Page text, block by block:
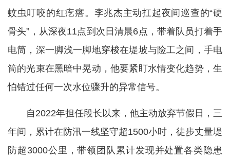
蚊虫叮咬的红疙瘩。李兆杰主动扛起夜间巡查的“硬
骨头”，从深夜11点到次日清晨6点，带着队员打着手
电筒，深一脚浅一脚地穿梭在堤坡与险工之间，手电
筒的光束在黑暗中晃动，他要紧盯水情变化趋势，生
怕错过任何一次水位骤升的异常信号。
自2022年担任段长以来，他主动放弃节假日，三
年间，累计在防汛一线坚守超1500小时，徒步丈量堤
防超3000公里，带领团队累计发现并处置各类隐患